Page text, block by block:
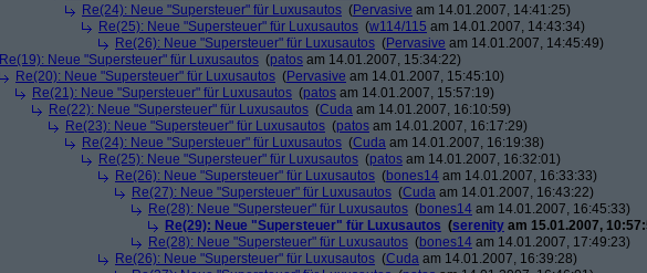
Re(24): Neue "Supersteuer" für Luxusautos (Pervasive am 14.01.2007, 14:41:25)
Re(25): Neue "Supersteuer" für Luxusautos (w114/115 am 14.01.2007, 14:43:34)
Re(26): Neue "Supersteuer" für Luxusautos (Pervasive am 14.01.2007, 14:45:49)
Re(19): Neue "Supersteuer" für Luxusautos (patos am 14.01.2007, 15:34:22)
Re(20): Neue "Supersteuer" für Luxusautos (Pervasive am 14.01.2007, 15:45:10)
Re(21): Neue "Supersteuer" für Luxusautos (patos am 14.01.2007, 15:57:19)
Re(22): Neue "Supersteuer" für Luxusautos (Cuda am 14.01.2007, 16:10:59)
Re(23): Neue "Supersteuer" für Luxusautos (patos am 14.01.2007, 16:17:29)
Re(24): Neue "Supersteuer" für Luxusautos (Cuda am 14.01.2007, 16:19:38)
Re(25): Neue "Supersteuer" für Luxusautos (patos am 14.01.2007, 16:32:01)
Re(26): Neue "Supersteuer" für Luxusautos (bones14 am 14.01.2007, 16:33:33)
Re(27): Neue "Supersteuer" für Luxusautos (Cuda am 14.01.2007, 16:43:22)
Re(28): Neue "Supersteuer" für Luxusautos (bones14 am 14.01.2007, 16:45:33)
Re(29): Neue "Supersteuer" für Luxusautos (serenity am 15.01.2007,
Re(28): Neue "Supersteuer" für Luxusautos (bones14 am 14.01.2007, 17:49:23)
Re(26): Neue "Supersteuer" für Luxusautos (Cuda am 14.01.2007, 16:39:28)